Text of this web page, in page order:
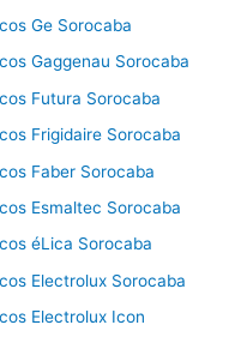
Ge Sorocaba
Gaggenau Sorocaba
Futura Sorocaba
Frigidaire Sorocaba
Faber Sorocaba
Esmaltec Sorocaba
éLica Sorocaba
Electrolux Sorocaba
Electrolux Icon